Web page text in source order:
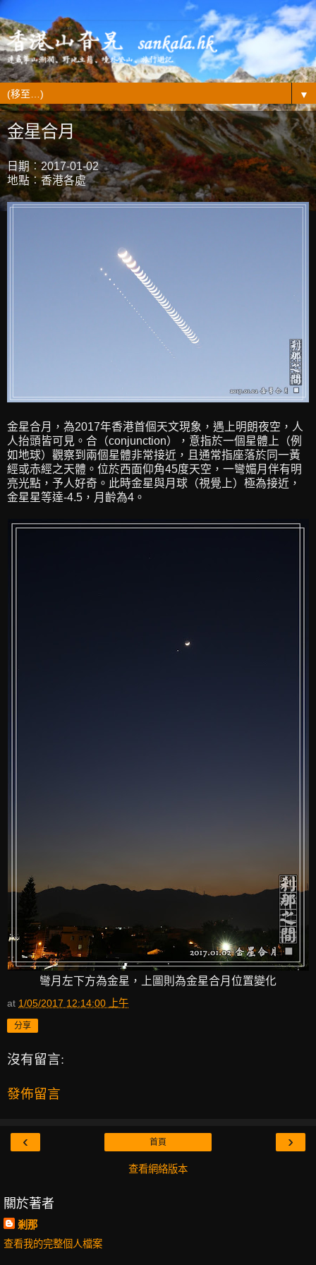
▼
金星合月
日期︰2017-01-02
地點︰香港各處
金星合月，為2017年香港首個天文現象，遇上明朗夜空，人
人抬頭皆可見。合（conjunction），意指於一個星體上（例
如地球）觀察到兩個星體非常接近，且通常指座落於同一黃
經或赤經之天體。位於西面仰角45度天空，一彎媚月伴有明
亮光點，予人好奇。此時金星與月球（視覺上）極為接近，
金星星等達-4.5，月齡為4。
彎月左下方為金星，上圖則為金星合月位置變化
at 1/05/2017 12:14:00 上午
分享
沒有留言:
發佈留言
‹ ›
首頁
查看網絡版本
關於著者
剎那
查看我的完整個人檔案